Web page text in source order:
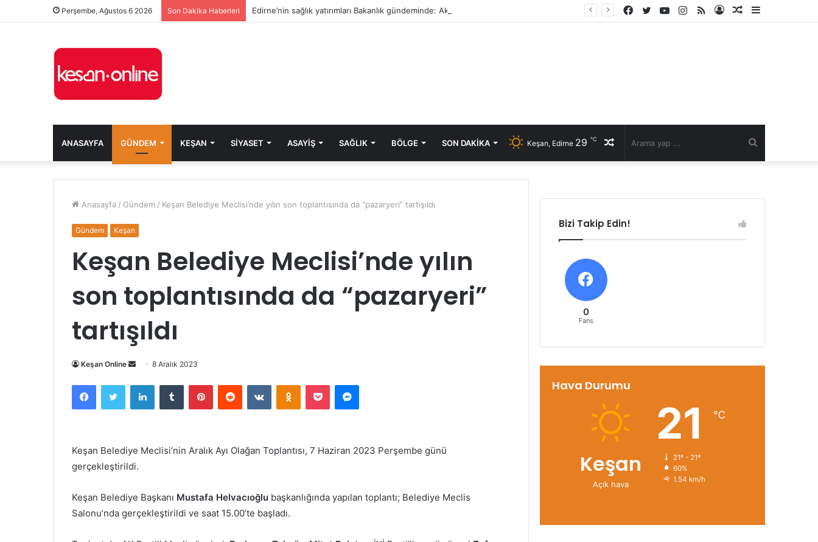
Perşembe, Ağustos 6 2026 Son Dakika Haberleri Edirne’nin sağlık yatırımları Bakanlık gündeminde: Aksal’dan Keşan için iki önemli talep
Kenar
Rastgele
Kayıt
RSS
Instagram
YouTube
Twitter
Facebook
ANASAYFA GÜNDEM KEŞAN SIYASET ASAYIŞ SAĞLIK BÖLGE SON DAKIKA Rastgele
Keşan, Edirne 29 ℃
Anasayfa / Gündem / Keşan Belediye Meclisi’nde yılın son toplantısında da “pazaryeri” tartışıldı
Gündem Keşan
Keşan Belediye Meclisi’nde yılın
son toplantısında da “pazaryeri”
tartışıldı
Keşan Online
Bir
posta
göndermek
8 Aralık 2023
FacebookTwitter LinkedInTumblr PinterestReddit VKontakteOdnoklassniki
Pocket Messenger
Keşan Belediye Meclisi’nin Aralık Ayı Olağan Toplantısı, 7 Haziran 2023 Perşembe günü
gerçekleştirildi.
Keşan Belediye Başkanı Mustafa Helvacıoğlu başkanlığında yapılan toplantı; Belediye Meclis
Salonu’nda gerçekleştirildi ve saat 15.00’te başladı.
Bizi Takip Edin!
0
Fans
Hava Durumu
Keşan
Açık hava
21 ℃
21º - 21º
60%
1.54 km/h